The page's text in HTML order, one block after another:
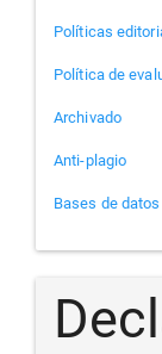
Políticas
Política de
Archivado
Anti-plagio
Bases de datos